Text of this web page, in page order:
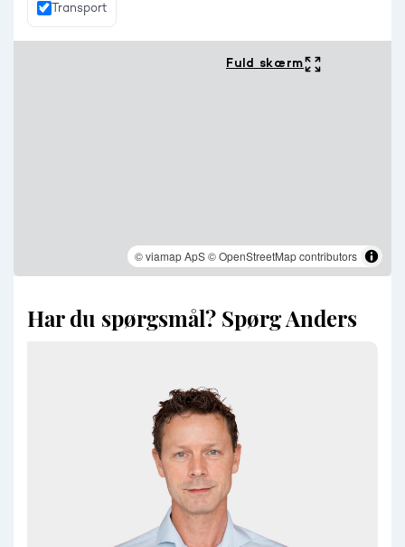
Transport
Fuld skærm
© viamap ApS© OpenStreetMap contributors
Har du spørgsmål? Spørg Anders